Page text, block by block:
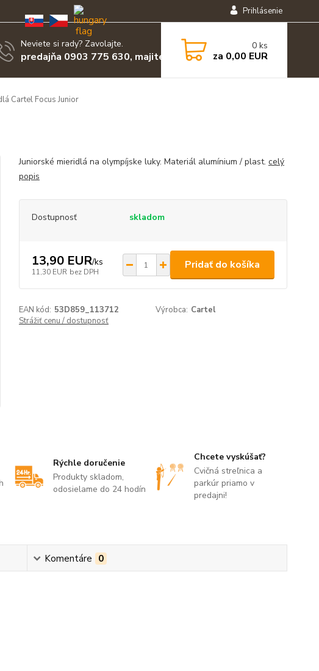
Prihlásenie
Neviete si rady? Zavolajte.
predajňa 0903 775 630, majiteľ 0903 455 630
0 ks
za 0,00 EUR
Cartel Focus Junior
Juniorské mieridlá na olympíjske luky. Materiál alumínium / plast. celý
popis
Dostupnosť skladom
13,90 EUR/ks
11,30 EUR bez DPH
Pridať do košíka
EAN kód: 53D859_113712 Výrobca: Cartel
Strážiť cenu / dostupnosť
Rýchle doručenie
Produkty skladom,
odosielame do 24 hodín
Chcete vyskúšať?
Cvičná streľnica a
parkúr priamo v
predajni!
Komentáre 0